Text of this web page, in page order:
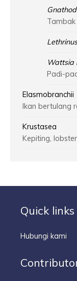
Wattsia
Padi-
Elasmobranchii
Ikan bertulang
Krustasea
Kepiting,
Quick links
Hubungi kami